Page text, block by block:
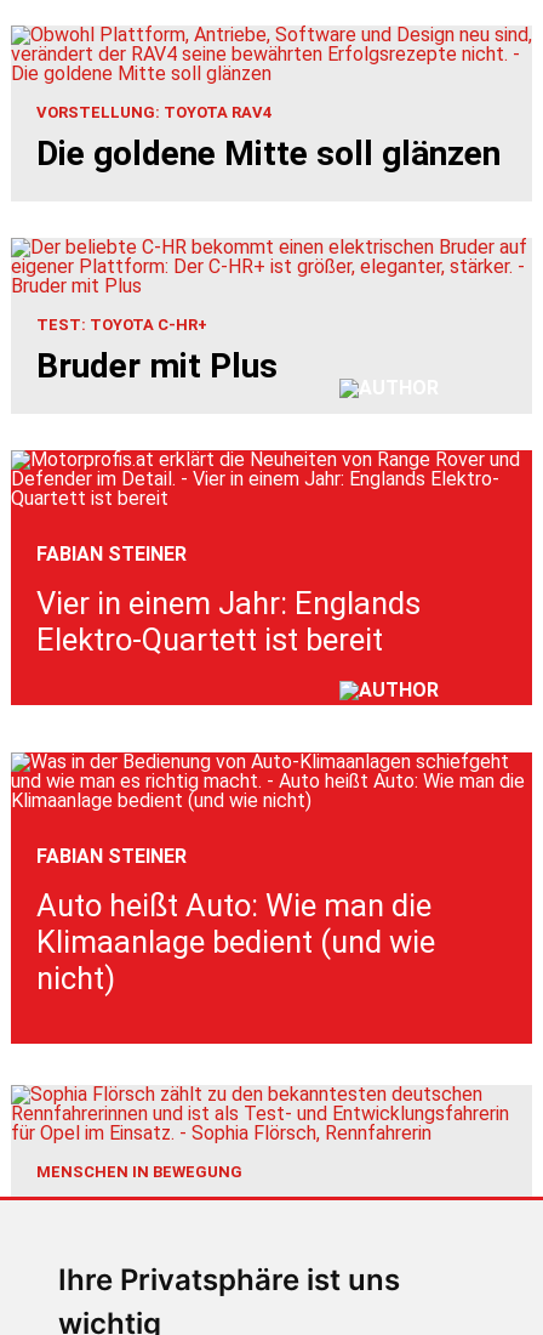
Ihre Privatsphäre ist uns
wichtig
VORSTELLUNG: TOYOTA RAV4
Die goldene Mitte soll glänzen
TEST: TOYOTA C-HR+
Bruder mit Plus
FABIAN STEINER
Vier in einem Jahr: Englands
Elektro-Quartett ist bereit
FABIAN STEINER
Auto heißt Auto: Wie man die
Klimaanlage bedient (und wie
nicht)
MENSCHEN IN BEWEGUNG
Sophia Flörsch, Rennfahrerin